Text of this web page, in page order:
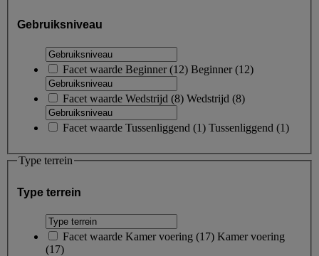
Gebruiksniveau
Facet waarde Beginner(12) Beginner(12)
Facet waarde Wedstrijd (8) Wedstrijd (8)
Facet waarde Tussenliggend (1) Tussenliggend (1)
Type terrein
Type terrein
Facet waarde Kamer voering (17) Kamer voering
(17)